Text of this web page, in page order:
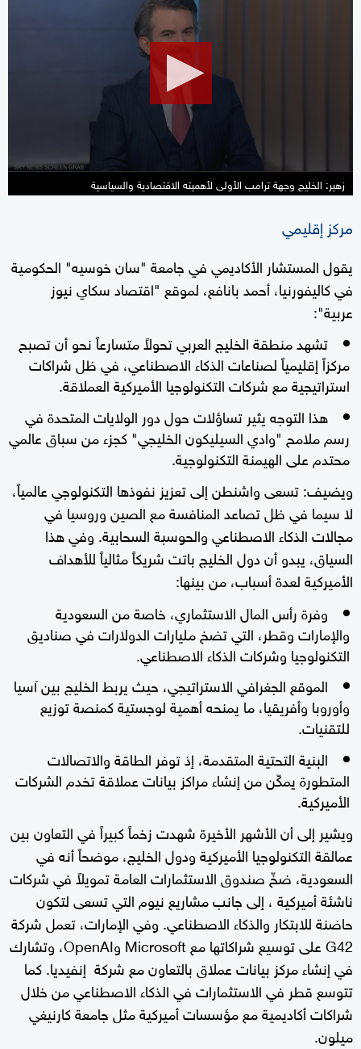
زهير: الخليج وجهة ترامب الأولى لأهميته الاقتصادية والسياسية
مركز إقليمي
يقول المستشار الأكاديمي في جامعة "سان خوسيه" الحكومية
في كاليفورنيا، أحمد بانافع، لموقع "اقتصاد سكاي نيوز
عربية":
تشهد منطقة الخليج العربي تحولاً متسارعاً نحو أن تصبح
مركزاً إقليمياً لصناعات الذكاء الاصطناعي، في ظل شراكات
استراتيجية مع شركات التكنولوجيا الأميركية العملاقة.
هذا التوجه يثير تساؤلات حول دور الولايات المتحدة في
رسم ملامح "وادي السيليكون الخليجي" كجزء من سباق عالمي
محتدم على الهيمنة التكنولوجية.
ويضيف: تسعى واشنطن إلى تعزيز نفوذها التكنولوجي عالمياً،
لا سيما في ظل تصاعد المنافسة مع الصين وروسيا في
مجالات الذكاء الاصطناعي والحوسبة السحابية. وفي هذا
السياق، يبدو أن دول الخليج باتت شريكاً مثالياً للأهداف
الأميركية لعدة أسباب، من بينها:
وفرة رأس المال الاستثماري، خاصة من السعودية
والإمارات وقطر، التي تضخ مليارات الدولارات في صناديق
التكنولوجيا وشركات الذكاء الاصطناعي.
الموقع الجغرافي الاستراتيجي، حيث يربط الخليج بين آسيا
وأوروبا وأفريقيا، ما يمنحه أهمية لوجستية كمنصة توزيع
للتقنيات.
البنية التحتية المتقدمة، إذ توفر الطاقة والاتصالات
المتطورة يمكّن من إنشاء مراكز بيانات عملاقة تخدم الشركات
الأميركية.
ويشير إلى أن الأشهر الأخيرة شهدت زخماً كبيراً في التعاون بين
عمالقة التكنولوجيا الأميركية ودول الخليج، موضحاً أنه في
السعودية، ضخّ صندوق الاستثمارات العامة تمويلاً في شركات
ناشئة أميركية ، إلى جانب مشاريع نيوم التي تسعى لتكون
حاضنة للابتكار والذكاء الاصطناعي. وفي الإمارات، تعمل شركة
G42 على توسيع شراكاتها مع Microsoft وOpenAI، وتشارك
في إنشاء مركز بيانات عملاق بالتعاون مع شركة إنفيديا. كما
تتوسع قطر في الاستثمارات في الذكاء الاصطناعي من خلال
شراكات أكاديمية مع مؤسسات أميركية مثل جامعة كارنيغي
ميلون.